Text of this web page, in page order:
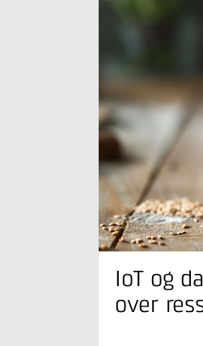
IoT og
over